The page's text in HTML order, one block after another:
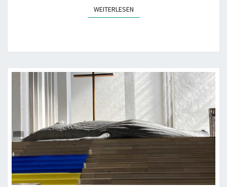
WEITERLESENWEITERLESEN